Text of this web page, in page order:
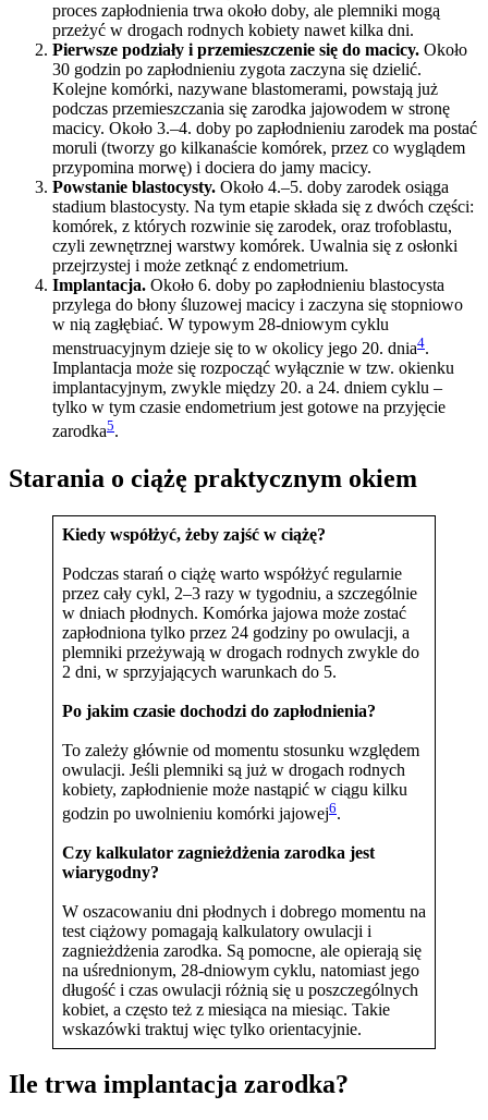
proces zapłodnienia trwa około doby, ale plemniki mogą
przeżyć w drogach rodnych kobiety nawet kilka dni.
Pierwsze podziały i przemieszczenie się do macicy. Około
30 godzin po zapłodnieniu zygota zaczyna się dzielić.
Kolejne komórki, nazywane blastomerami, powstają już
podczas przemieszczania się zarodka jajowodem w stronę
macicy. Około 3.–4. doby po zapłodnieniu zarodek ma postać
moruli (tworzy go kilkanaście komórek, przez co wyglądem
przypomina morwę) i dociera do jamy macicy.
Powstanie blastocysty. Około 4.–5. doby zarodek osiąga
stadium blastocysty. Na tym etapie składa się z dwóch części:
komórek, z których rozwinie się zarodek, oraz trofoblastu,
czyli zewnętrznej warstwy komórek. Uwalnia się z osłonki
przejrzystej i może zetknąć z endometrium.
Implantacja. Około 6. doby po zapłodnieniu blastocysta
przylega do błony śluzowej macicy i zaczyna się stopniowo
w nią zagłębiać. W typowym 28-dniowym cyklu
menstruacyjnym dzieje się to w okolicy jego 20. dnia4.
Implantacja może się rozpocząć wyłącznie w tzw. okienku
implantacyjnym, zwykle między 20. a 24. dniem cyklu –
tylko w tym czasie endometrium jest gotowe na przyjęcie
zarodka5.
Starania o ciążę praktycznym okiem
Kiedy współżyć, żeby zajść w ciążę?
Podczas starań o ciążę warto współżyć regularnie
przez cały cykl, 2–3 razy w tygodniu, a szczególnie
w dniach płodnych. Komórka jajowa może zostać
zapłodniona tylko przez 24 godziny po owulacji, a
plemniki przeżywają w drogach rodnych zwykle do
2 dni, w sprzyjających warunkach do 5.
Po jakim czasie dochodzi do zapłodnienia?
To zależy głównie od momentu stosunku względem
owulacji. Jeśli plemniki są już w drogach rodnych
kobiety, zapłodnienie może nastąpić w ciągu kilku
godzin po uwolnieniu komórki jajowej6.
Czy kalkulator zagnieżdżenia zarodka jest
wiarygodny?
W oszacowaniu dni płodnych i dobrego momentu na
test ciążowy pomagają kalkulatory owulacji i
zagnieżdżenia zarodka. Są pomocne, ale opierają się
na uśrednionym, 28-dniowym cyklu, natomiast jego
długość i czas owulacji różnią się u poszczególnych
kobiet, a często też z miesiąca na miesiąc. Takie
wskazówki traktuj więc tylko orientacyjnie.
Ile trwa implantacja zarodka?